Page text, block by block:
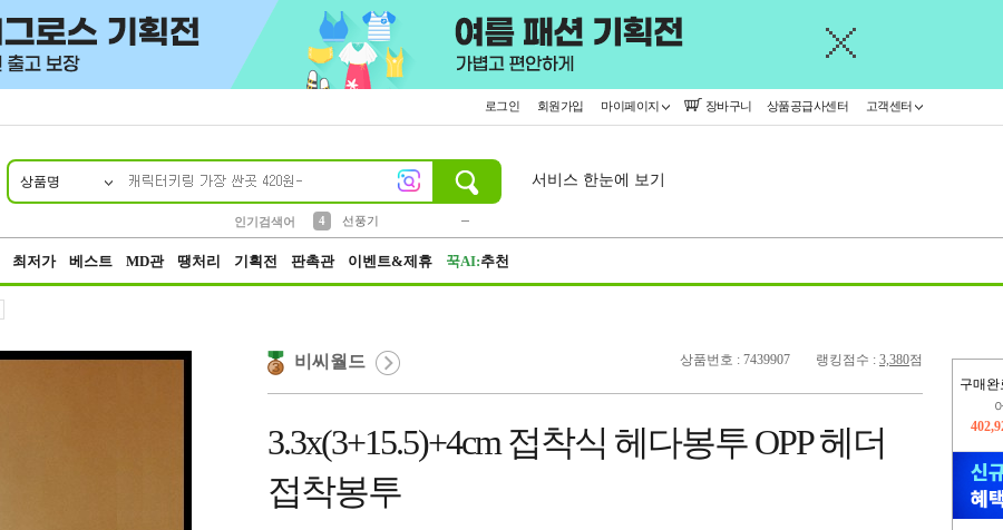
로그인 회원가입 마이페이지 장바구니 상품공급사센터 고객센터
상품명
인기검색어
4
선풍기
서비스 한눈에 보기
최저가 베스트 MD관 땡처리 기획전 판촉관 이벤트&제휴 꾹AI:추천
구매완
오
상품번호 : 7439907 랭킹점수 : 3,380점
비씨월드
3.3x(3+15.5)+4cm 접착식 헤다봉투 OPP 헤더
접착봉투